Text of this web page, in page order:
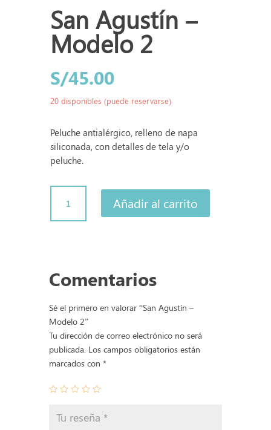
San Agustín –
Modelo 2
S/45.00
20 disponibles (puede reservarse)
Peluche antialérgico, relleno de napa
siliconada, con detalles de tela y/o
peluche.
Agustín
-
Añadir al carrito
Comentarios
Sé el primero en valorar “San Agustín –
Modelo 2”
Tu dirección de correo electrónico no será
publicada. Los campos obligatorios están
marcados con *